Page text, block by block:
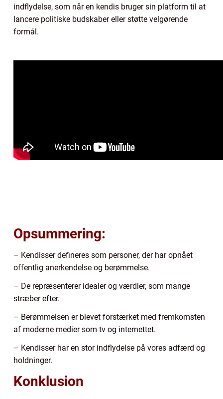
indflydelse, som når en kendis bruger sin platform til at
lancere politiske budskaber eller støtte velgørende
formål.
Opsummering:
– Kendisser defineres som personer, der har opnået
offentlig anerkendelse og berømmelse.
– De repræsenterer idealer og værdier, som mange
stræber efter.
– Berømmelsen er blevet forstærket med fremkomsten
af moderne medier som tv og internettet.
– Kendisser har en stor indflydelse på vores adfærd og
holdninger.
Konklusion